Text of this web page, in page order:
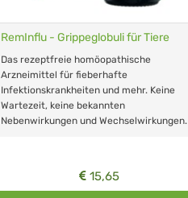
RemInflu - Grippeglobuli für Tiere
Das rezeptfreie homöopathische
Arzneimittel für fieberhafte
Infektionskrankheiten und mehr. Keine
Wartezeit, keine bekannten
Nebenwirkungen und Wechselwirkungen.
15,65